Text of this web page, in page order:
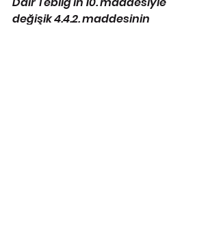
değişik 4.4.2. maddesinin